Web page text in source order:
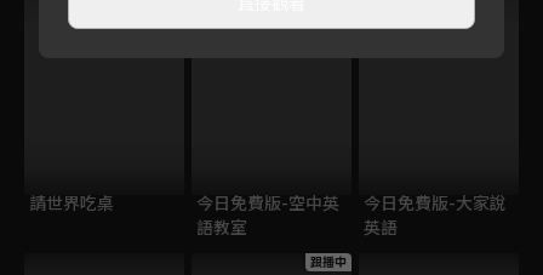
請世界吃桌
今日免費版-空中英
語教室
今日免費版-大家說
英語
跟播中